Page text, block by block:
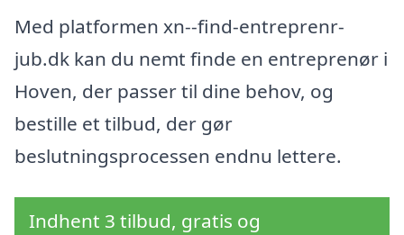
Med platformen xn--find-entreprenr-
jub.dk kan du nemt finde en entreprenør i
Hoven, der passer til dine behov, og
bestille et tilbud, der gør
beslutningsprocessen endnu lettere.
Indhent 3 tilbud, gratis og